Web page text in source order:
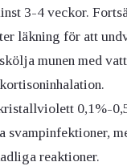
3-4 veckor.
läkning för att
munen med
0,1%-
svampinfektioner,
reaktioner.